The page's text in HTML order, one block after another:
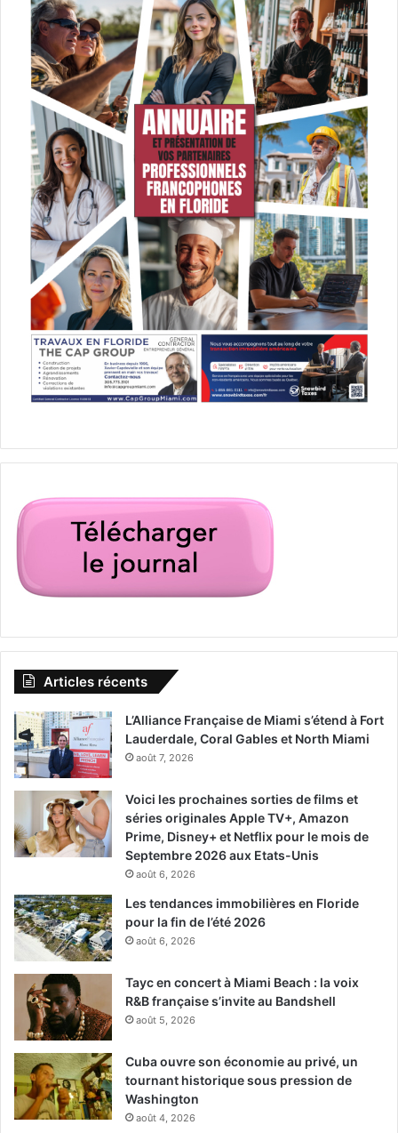
Articles récents
L’Alliance Française de Miami s’étend à Fort
Lauderdale, Coral Gables et North Miami
août 7, 2026
Voici les prochaines sorties de films et
séries originales Apple TV+, Amazon
Prime, Disney+ et Netflix pour le mois de
Septembre 2026 aux Etats-Unis
août 6, 2026
Les tendances immobilières en Floride
pour la fin de l’été 2026
août 6, 2026
Tayc en concert à Miami Beach : la voix
R&B française s’invite au Bandshell
août 5, 2026
Cuba ouvre son économie au privé, un
tournant historique sous pression de
Washington
août 4, 2026